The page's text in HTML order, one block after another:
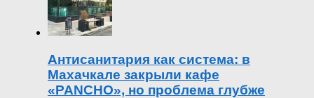
Антисанитария как система: в
Махачкале закрыли кафе
«PANCHO», но проблема глубже